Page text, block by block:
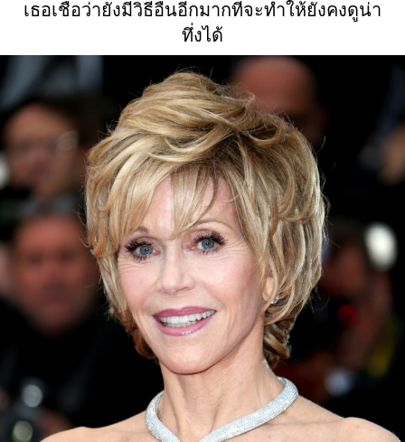
เธอเชื่อว่ายังมีวิธีอื่นอีกมากที่จะทำให้ยังคงดูน่า
ทึ่งได้